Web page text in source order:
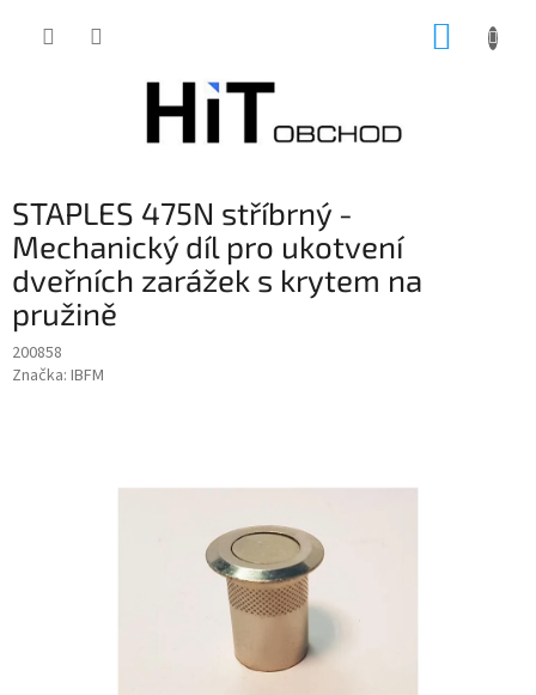
STAPLES 475N stříbrný -
Mechanický díl pro ukotvení
dveřních zarážek s krytem na
pružině
200858
Značka: IBFM